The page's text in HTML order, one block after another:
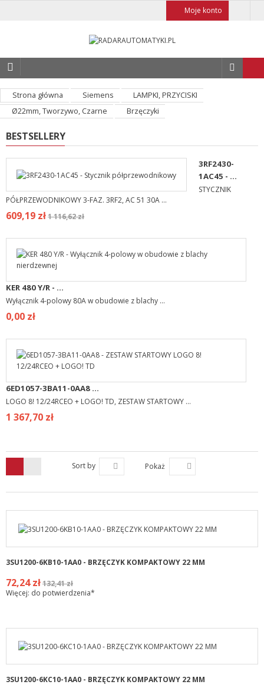
Moje konto
Strona główna Siemens
LAMPKI, PRZYCISKI
Ø22mm, Tworzywo, Czarne
Brzęczyki
BESTSELLERY
3RF2430-
1AC45 - ...
STYCZNIK
PÓŁPRZEWODNIKOWY 3-FAZ. 3RF2, AC 51 30A ...
609,19 zł1 116,62 zł
KER 480 Y/R - ...
Wyłącznik 4-polowy 80A w obudowie z blachy ...
0,00 zł
6ED1057-3BA11-0AA8 ...
LOGO 8! 12/24RCEO + LOGO! TD, ZESTAW STARTOWY ...
1 367,70 zł
Sort by Pokaż
3SU1200-6KB10-1AA0 - BRZĘCZYK KOMPAKTOWY 22 MM
72,24 zł132,41 zł
Więcej: do potwierdzenia*
3SU1200-6KC10-1AA0 - BRZĘCZYK KOMPAKTOWY 22 MM